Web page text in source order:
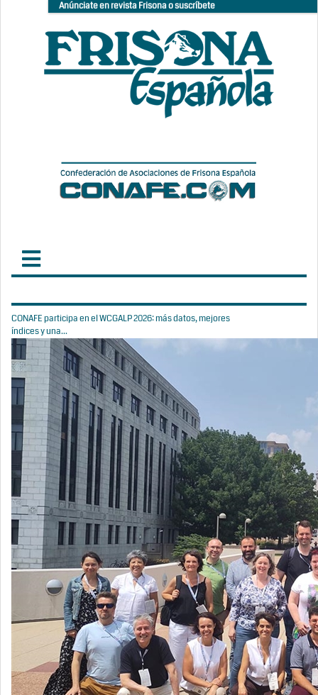
Anúnciate en revista Frisona o suscríbete
CONAFE participa en el WCGALP 2026: más datos, mejores
índices y una...